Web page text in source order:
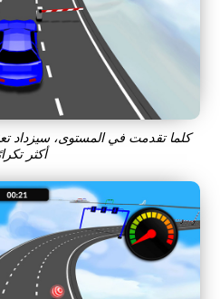
كلما تقدمت في المستوى، سيزداد
أكثر